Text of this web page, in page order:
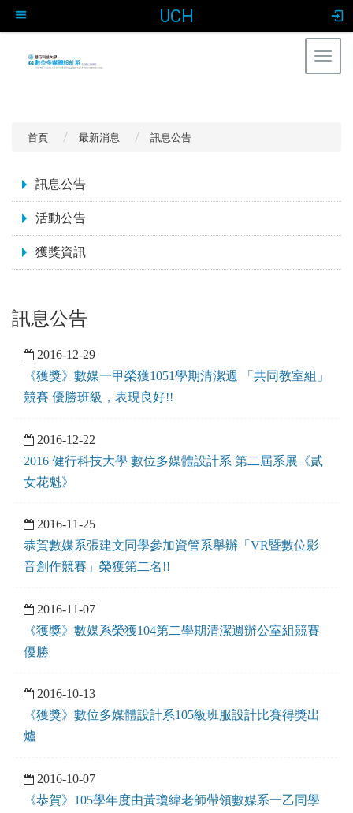
UCH
首頁 最新消息 訊息公告
訊息公告
活動公告
獲獎資訊
訊息公告
2016-12-29
《獲獎》數媒一甲榮獲1051學期清潔週 「共同教室組」
競賽 優勝班級，表現良好!!
2016-12-22
2016 健行科技大學 數位多媒體設計系 第二屆系展《貳
女花魁》
2016-11-25
恭賀數媒系張建文同學參加資管系舉辦「VR暨數位影
音創作競賽」榮獲第二名!!
2016-11-07
《獲獎》數媒系榮獲104第二學期清潔週辦公室組競賽
優勝
2016-10-13
《獲獎》數位多媒體設計系105級班服設計比賽得獎出
爐
2016-10-07
《恭賀》105學年度由黃瓊緯老師帶領數媒系一乙同學